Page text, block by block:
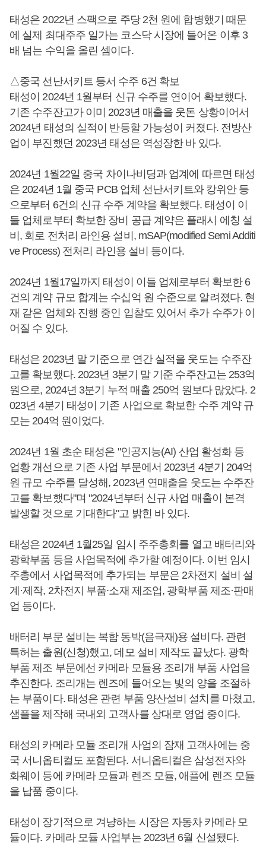
태성은 2022년 스팩으로 주당 2천 원에 합병했기 때문
에 실제 최대주주 일가는 코스닥 시장에 들어온 이후 3
배 넘는 수익을 올린 셈이다.
△중국 선난서키트 등서 수주 6건 확보
태성이 2024년 1월부터 신규 수주를 연이어 확보했다.
기존 수주잔고가 이미 2023년 매출을 웃돈 상황이어서
2024년 태성의 실적이 반등할 가능성이 커졌다. 전방산
업이 부진했던 2023년 태성은 역성장한 바 있다.
2024년 1월22일 중국 차이나비딩과 업계에 따르면 태성
은 2024년 1월 중국 PCB 업체 선난서키트와 캉위안 등
으로부터 6건의 신규 수주 계약을 확보했다. 태성이 이
들 업체로부터 확보한 장비 공급 계약은 플래시 에칭 설
비, 회로 전처리 라인용 설비, mSAP(modified Semi Additi
ve Process) 전처리 라인용 설비 등이다.
2024년 1월17일까지 태성이 이들 업체로부터 확보한 6
건의 계약 규모 합계는 수십억 원 수준으로 알려졌다. 현
재 같은 업체와 진행 중인 입찰도 있어서 추가 수주가 이
어질 수 있다.
태성은 2023년 말 기준으로 연간 실적을 웃도는 수주잔
고를 확보했다. 2023년 3분기 말 기준 수주잔고는 253억
원으로, 2024년 3분기 누적 매출 250억 원보다 많았다. 2
023년 4분기 태성이 기존 사업으로 확보한 수주 계약 규
모는 204억 원이었다.
2024년 1월 초순 태성은 "인공지능(AI) 산업 활성화 등
업황 개선으로 기존 사업 부문에서 2023년 4분기 204억
원 규모 수주를 달성해, 2023년 연매출을 웃도는 수주잔
고를 확보했다"며 "2024년부터 신규 사업 매출이 본격
발생할 것으로 기대한다"고 밝힌 바 있다.
태성은 2024년 1월25일 임시 주주총회를 열고 배터리와
광학부품 등을 사업목적에 추가할 예정이다. 이번 임시
주총에서 사업목적에 추가되는 부문은 2차전지 설비 설
계·제작, 2차전지 부품∙소재 제조업, 광학부품 제조·판매
업 등이다.
배터리 부문 설비는 복합 동박(음극재)용 설비다. 관련
특허는 출원(신청)했고, 데모 설비 제작도 끝났다. 광학
부품 제조 부문에선 카메라 모듈용 조리개 부품 사업을
추진한다. 조리개는 렌즈에 들어오는 빛의 양을 조절하
는 부품이다. 태성은 관련 부품 양산설비 설치를 마쳤고,
샘플을 제작해 국내외 고객사를 상대로 영업 중이다.
태성의 카메라 모듈 조리개 사업의 잠재 고객사에는 중
국 서니옵티컬도 포함된다. 서니옵티컬은 삼성전자와
화웨이 등에 카메라 모듈과 렌즈 모듈, 애플에 렌즈 모듈
을 납품 중이다.
태성이 장기적으로 겨냥하는 시장은 자동차 카메라 모
듈이다. 카메라 모듈 사업부는 2023년 6월 신설됐다.